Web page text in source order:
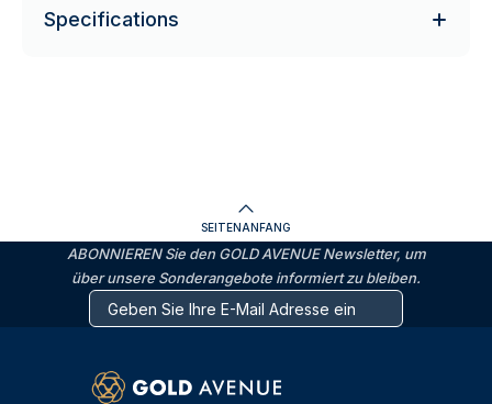
Specifications
SEITENANFANG
ABONNIEREN Sie den GOLD AVENUE Newsletter, um
über unsere Sonderangebote informiert zu bleiben.